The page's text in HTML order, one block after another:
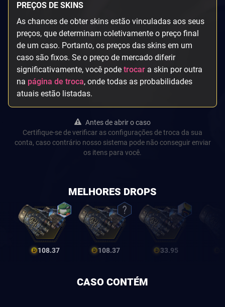
PREÇOS DE SKINS
As chances de obter skins estão vinculadas aos seus
preços, que determinam coletivamente o preço final
de um caso. Portanto, os preços das skins em um
caso são fixos. Se o preço de mercado diferir
significativamente, você pode trocar a skin por outra
na página de troca, onde todas as probabilidades
atuais estão listadas.
Antes de abrir o caso
Certifique-se de verificar as configurações de troca da sua
conta, caso contrário nosso sistema pode não conseguir enviar
os itens para você.
MELHORES DROPS
108.37 108.37 33.95
CASO CONTÉM